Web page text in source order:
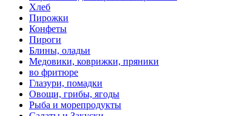
Хлеб
Пирожки
Конфеты
Пироги
Блины, оладьи
Медовики, коврижки, пряники
во фритюре
Глазури, помадки
Овощи, грибы, ягоды
Рыба и морепродукты